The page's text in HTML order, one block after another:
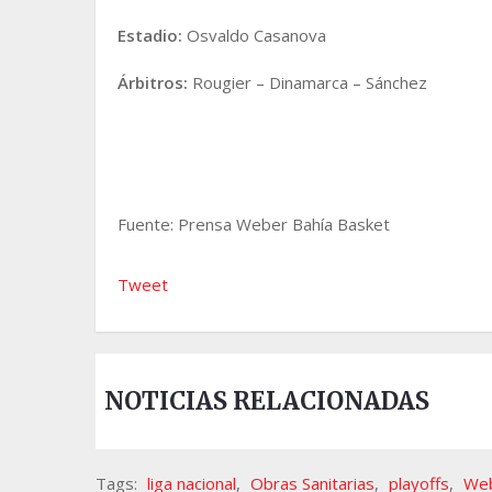
Estadio: Osvaldo Casanova
Árbitros: Rougier – Dinamarca – Sánchez
Fuente: Prensa Weber Bahía Basket
Tweet
NOTICIAS RELACIONADAS
Tags: liga nacional, Obras Sanitarias, playoffs,